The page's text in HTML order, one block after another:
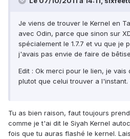
Je viens de trouver le Kernel en
avec Odin, parce que sinon sur
spécialement le 1.7.7 et vu que je
j'avais pas envie de faire de
Edit : Ok merci pour le lien, je vais
plutot que celui trouver a l'instant.
Tu as bien raison, faut toujours
comme je t'ai dit le Siyah Kernel
fois que tu auras flashé le kernel.